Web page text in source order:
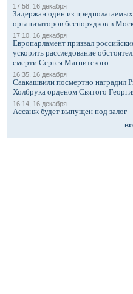
17:58, 16 декабря
Задержан один из предполагаемых
организаторов беспорядков в
17:10, 16 декабря
Европарламент призвал
ускорить расследование
смерти Сергея Магнитского
16:35, 16 декабря
Саакашвили посмертно наградил
Холбрука орденом Святого
16:14, 16 декабря
Ассанж будет выпущен под залог